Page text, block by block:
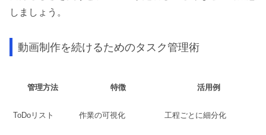
しましょう。
動画制作を続けるためのタスク管理術
管理方法 特徴 活用例
ToDoリスト 作業の可視化 工程ごとに細分化